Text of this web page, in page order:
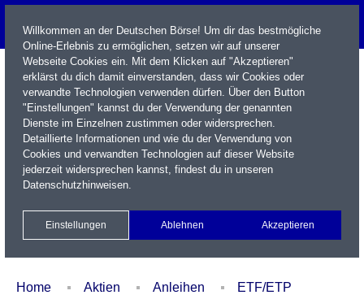
Name / WKN / ISIN / Kürzel
Xetra Realtime
Watchlist Portfolio Login
Home Aktien Anleihen
ETF/ETP
Willkommen an der Deutschen Börse! Um dir das bestmögliche
Online-Erlebnis zu ermöglichen, setzen wir auf unserer
Webseite Cookies ein. Mit dem Klicken auf "Akzeptieren"
erklärst du dich damit einverstanden, dass wir Cookies oder
verwandte Technologien verwenden dürfen. Über den Button
"Einstellungen" kannst du der Verwendung der genannten
Dienste im Einzelnen zustimmen oder widersprechen.
Detaillierte Informationen und wie du der Verwendung von
Cookies und verwandten Technologien auf dieser Website
jederzeit widersprechen kannst, findest du in unseren
Datenschutzhinweisen.
Einstellungen Ablehnen Akzeptieren